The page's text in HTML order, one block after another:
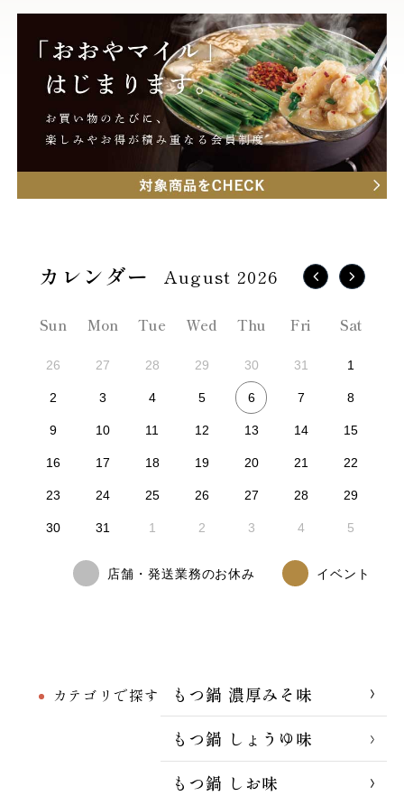
カテゴリで探す
もつ鍋 濃厚みそ味
もつ鍋 しょうゆ味
もつ鍋 しお味
August 2026
Sun Mon Tue Wed Thu Fri Sat
26 27 28 29 30 31 1
2 3 4 5 6 7 8
9 10 11 12 13 14 15
16 17 18 19 20 21 22
23 24 25 26 27 28 29
30 31 1 2 3 4 5
店舗・発送業務のお休み イベント